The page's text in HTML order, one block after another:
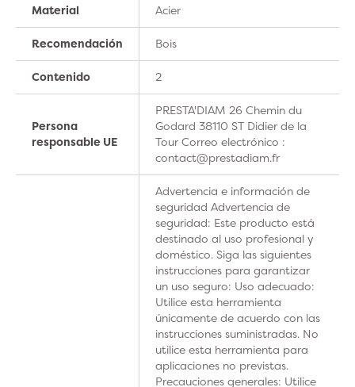
Material Acier
Recomendación Bois
Contenido 2
Persona
responsable UE
PRESTA'DIAM 26 Chemin du
Godard 38110 ST Didier de la
Tour Correo electrónico :
contact@prestadiam.fr
Advertencia e información de
seguridad Advertencia de
seguridad: Este producto está
destinado al uso profesional y
doméstico. Siga las siguientes
instrucciones para garantizar
un uso seguro: Uso adecuado:
Utilice esta herramienta
únicamente de acuerdo con las
instrucciones suministradas. No
utilice esta herramienta para
aplicaciones no previstas.
Precauciones generales: Utilice